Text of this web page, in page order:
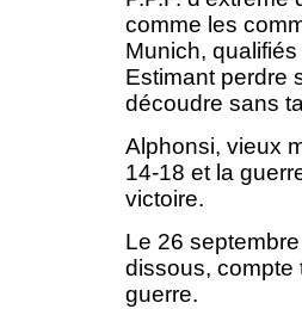
comme les
Munich,
Estimant perdre
découdre sans
Alphonsi, vieux
14-18 et la
victoire.
Le 26
dissous, compte
guerre.